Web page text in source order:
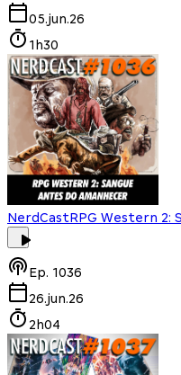
05.jun.26
1h30
NerdCastRPG Western 2:
Ep. 1036
26.jun.26
2h04